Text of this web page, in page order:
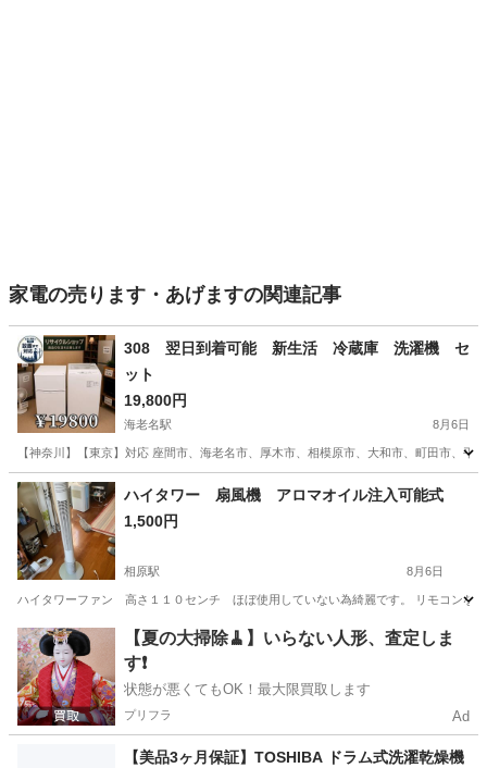
家電の売ります・あげますの関連記事
308 翌日到着可能 新生活 冷蔵庫 洗濯機 セ
ット
19,800円
海老名駅 8月6日
【神奈川】【東京】対応 座間市、海老名市、厚木市、相模原市、大和市、町田市、
神奈川 海老名市 海老名駅 生活家電 商品
ハイタワー 扇風機 アロマオイル注入可能式
1,500円
相原駅 8月6日
ハイタワーファン 高さ１１０センチ ほぼ使用していない為綺麗です。 リモコンな
神奈川 相模原市 相原駅 季節、空調家電
【夏の大掃除🧹】いらない人形、査定しま
す❗️
状態が悪くてもOK！最大限買取します
プリフラ Ad
【美品3ヶ月保証】TOSHIBA ドラム式洗濯乾燥機